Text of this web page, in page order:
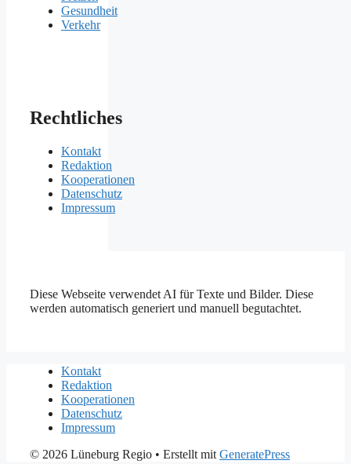
Gesundheit
Verkehr
Rechtliches
Kontakt
Redaktion
Kooperationen
Datenschutz
Impressum
Diese Webseite verwendet AI für Texte und Bilder. Diese
werden automatisch generiert und manuell begutachtet.
Kontakt
Redaktion
Kooperationen
Datenschutz
Impressum
© 2026 Lüneburg Regio • Erstellt mit GeneratePress